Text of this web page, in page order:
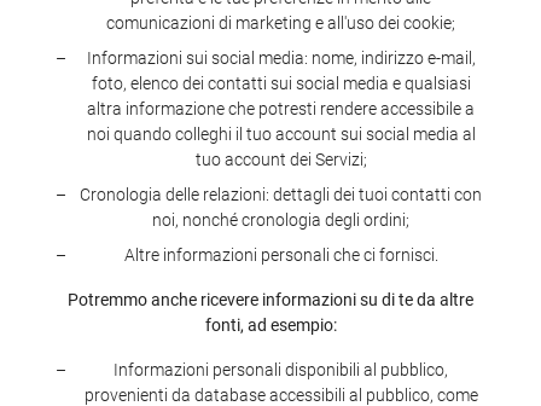
comunicazioni di marketing e all'uso dei cookie;
Informazioni sui social media: nome, indirizzo e-mail,
foto, elenco dei contatti sui social media e qualsiasi
altra informazione che potresti rendere accessibile a
noi quando colleghi il tuo account sui social media al
tuo account dei Servizi;
Cronologia delle relazioni: dettagli dei tuoi contatti con
noi, nonché cronologia degli ordini;
Altre informazioni personali che ci fornisci.
Potremmo anche ricevere informazioni su di te da altre
fonti, ad esempio:
Informazioni personali disponibili al pubblico,
provenienti da database accessibili al pubblico, come